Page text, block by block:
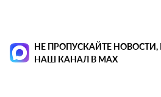
НЕ ПРОПУСКАЙТЕ
НАШ КАНАЛ В MAX